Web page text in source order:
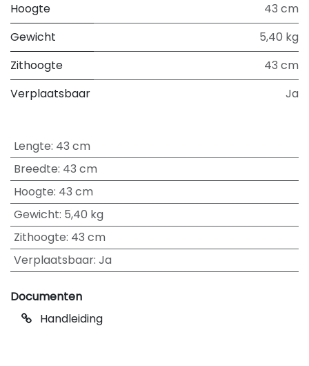
Hoogte
43 cm
Gewicht
5,40 kg
Zithoogte
43 cm
Verplaatsbaar
Ja
Lengte: 43 cm
Breedte: 43 cm
Hoogte: 43 cm
Gewicht: 5,40 kg
Zithoogte: 43 cm
Verplaatsbaar: Ja
Documenten
Handleiding